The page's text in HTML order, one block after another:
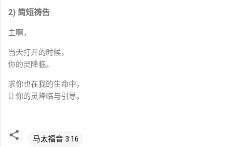
2) 简短祷告
主啊，
当天打开的时候，
你的灵降临。
求你也在我的生命中，
让你的灵降临与引导。
马太福音 3:16